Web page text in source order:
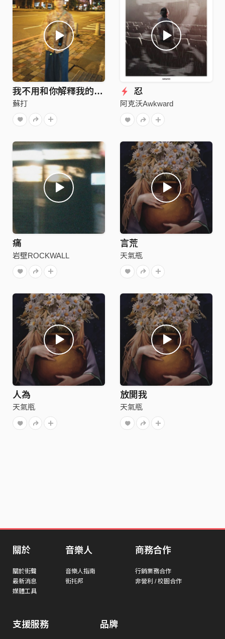
我不用和你解釋我的理由
蘇打
忍
阿克沃Awkward
痛
岩壁ROCKWALL
言荒
天氣瓶
人為
天氣瓶
放開我
天氣瓶
關於
關於街聲
最新消息
媒體工具
音樂人
音樂人指南
街托邦
商務合作
行銷業務合作
非營利 / 校園合作
支援服務 品牌